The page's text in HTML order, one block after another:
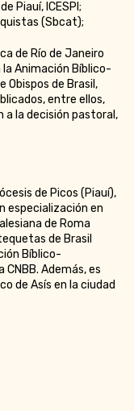
Piauí, ICESPI;
(Sbcat);
de Río de Janeiro
Animación Bíblico-
Obispos de Brasil,
entre ellos,
a la decisión pastoral,
de Picos (Piauí),
especialización en
de Roma
de Brasil
Bíblico-
Además, es
de Asís en la ciudad